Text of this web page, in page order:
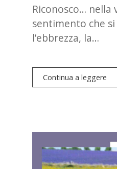
Riconosco… nella
sentimento che si
l’ebbrezza, la…
Continua a leggere
la
di